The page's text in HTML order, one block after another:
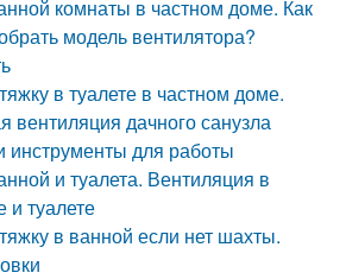
комнаты в частном доме. Как
модель вентилятора?
в туалете в частном доме.
вентиляция дачного санузла
инструменты для работы
и туалета. Вентиляция в
и туалете
в ванной если нет шахты.